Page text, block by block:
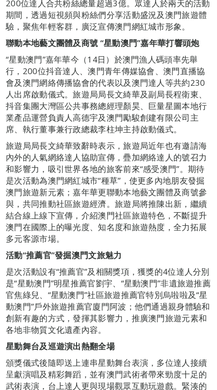
200位達人合共粉絲總量超過3億。眾達人於兩天的活動
期間，透過短視頻與粉絲們分享活動盛況及澳門旅遊體
驗，聚焦年輕客群，廣泛宣傳澳門網紅城市形象。
聯動本地藝文團體及商號 “星動澳門”嘉年華打響頭炮
“星動澳門”嘉年華今（14日）於澳門漁人碼頭率先舉
行，200位抖音達人、澳門青年傳媒協會、澳門直播協
會及澳門網絡傳播協會的代表以及澳門達人等共約230
人出席啟動儀式。旅遊局局長文綺華及副局長程衛東、
抖音集團大灣區公共事務總經理顏昊、巨量星圖本地行
業產品運營負責人高德宇及澳門勵駿創建有限公司主
席、執行董事兼行政總裁李柱坤主持啟動儀式。
旅遊局局長文綺華致辭時表示，旅遊局近年也有邀請海
內外的人氣網絡達人協助宣傳，疊加網絡達人的號召力
和影響力，吸引世界各地的旅客前來“感受澳門”。期待
是次活動為澳門網紅城市“種草”，使更多內地朋友發掘
澳門旅遊新元素；嘉年華更聯動本地藝文團體及商號參
與，共同推動社區旅遊經濟。旅遊局將推陳出新，繼續
結合線上線下宣傳，介紹澳門社區旅遊特色，不斷提升
澳門在國際上的曝光度、知名度和旅遊熱度，全力拓展
多元客源市場。
活動“推薦官”發掘澳門文旅魅力
是次活動設有“推薦官”及相關獎項，獲獎的4位達人分別
是“星動澳門”明星推薦官劉宇、“星動澳門”非遺旅遊推薦
官焦綠兒、“星動澳門”社區旅遊推薦官特別烏啦啦及“星
動澳門”戶外旅遊推薦官廈門阿波；他們通過親身體驗和
創新有趣的方式，發揮其影響力，推廣澳門旅遊元素和
各地非物質文化遺產內容。
星動舞台及巡遊演出熱翻全場
頒獎儀式後隨即送上連串星動舞台表演，多位達人接續
呈獻演唱及精彩舞蹈，並有澳門武術者帶來勁度十足的
武術表演，台上達人更與現場觀眾互動玩遊戲。緊湊的